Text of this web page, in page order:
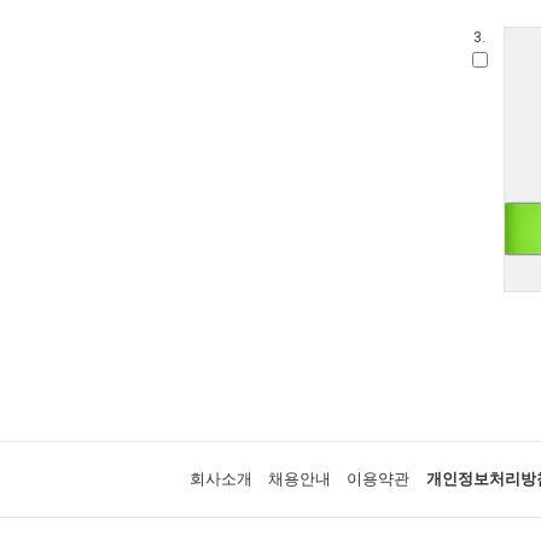
3.
회사소개 채용안내 이용약관 개인정보처리방